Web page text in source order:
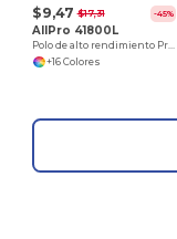
$9,47 $17,31 -45%
AllPro 41800L
Polo de alto rendimiento Pro-Lock para mujer
+16 Colores